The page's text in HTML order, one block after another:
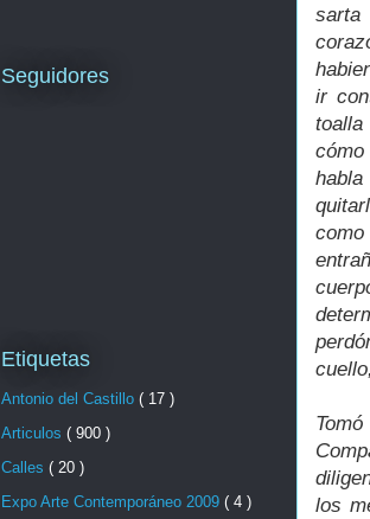
sarta
ir
los
Seguidores
Etiquetas
Antonio del Castillo ( 17 )
Articulos ( 900 )
Calles ( 20 )
Expo Arte Contemporáneo 2009 ( 4 )